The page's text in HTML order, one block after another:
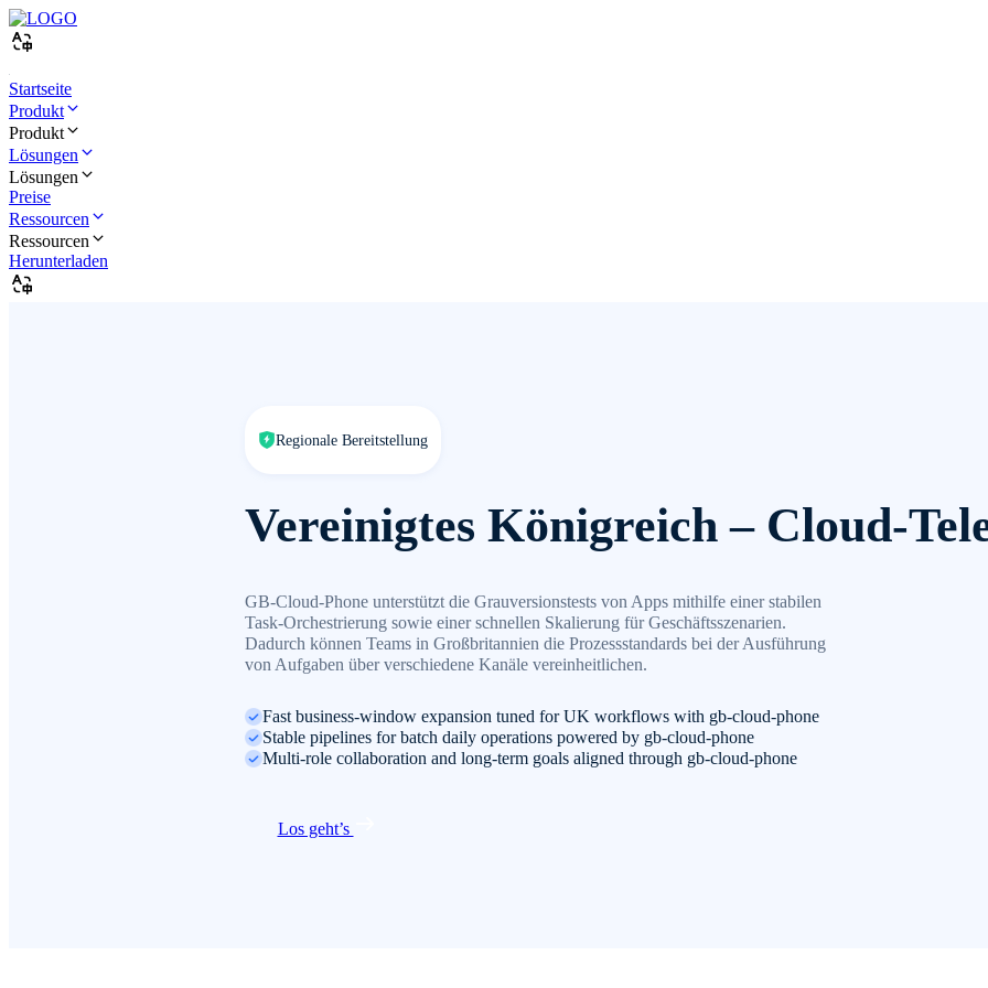
Startseite
Produkt
Produkt
Lösungen
Lösungen
Preise
Ressourcen
Ressourcen
Herunterladen
Regionale Bereitstellung
Vereinigtes Königreich – Cloud-
GB-Cloud-Phone unterstützt die Grauversionstests von Apps mithilfe einer stabilen
Task-Orchestrierung sowie einer schnellen Skalierung für Geschäftsszenarien.
Dadurch können Teams in Großbritannien die Prozessstandards bei der Ausführung
von Aufgaben über verschiedene Kanäle vereinheitlichen.
Fast business-window expansion tuned for UK workflows with gb-cloud-phone
Stable pipelines for batch daily operations powered by gb-cloud-phone
Multi-role collaboration and long-term goals aligned through gb-cloud-phone
Los geht’s